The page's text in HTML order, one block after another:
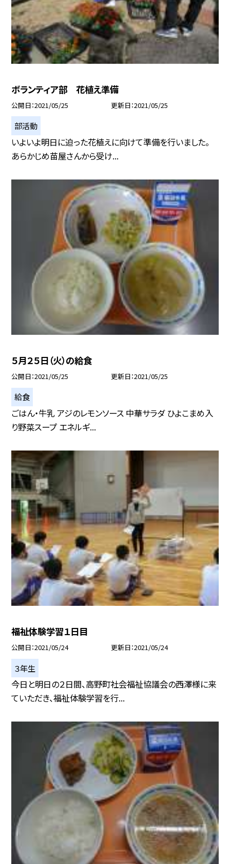
ボランティア部 花植え準備
公開日 2021/05/25 更新日 2021/05/25
部活動
いよいよ明日に迫った花植えに向けて準備を行いました。
あらかじめ苗屋さんから受け...
５月２５日（火）の給食
公開日 2021/05/25 更新日 2021/05/25
給食
ごはん・牛乳 アジのレモンソース 中華サラダ ひよこまめ入
り野菜スープ エネルギ...
福祉体験学習１日目
公開日 2021/05/24 更新日 2021/05/24
３年生
今日と明日の２日間、高野町社会福祉協議会の西澤様に来
ていただき、福祉体験学習を行...